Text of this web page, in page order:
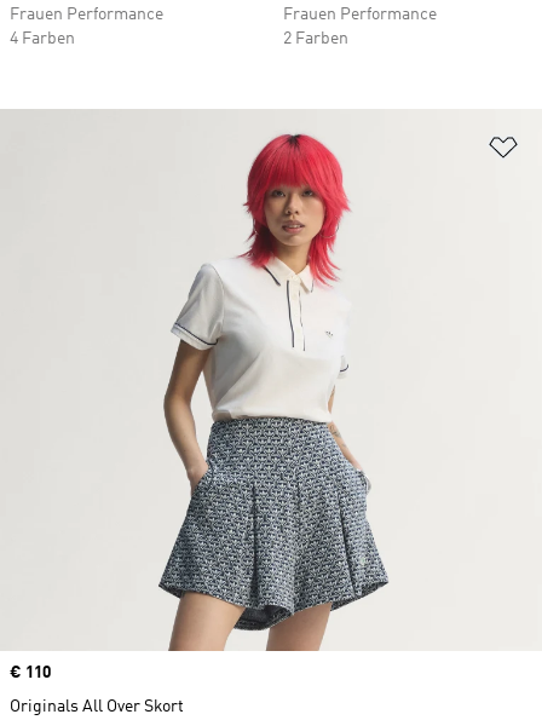
Frauen Performance
4 Farben
Frauen Performance
2 Farben
Price
€ 110
Originals All Over Skort